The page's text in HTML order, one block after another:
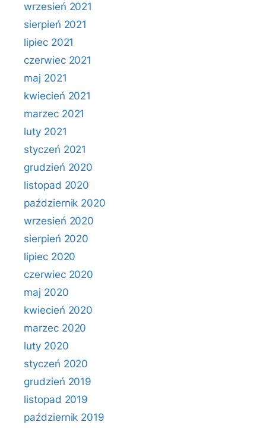
wrzesień 2021
sierpień 2021
lipiec 2021
czerwiec 2021
maj 2021
kwiecień 2021
marzec 2021
luty 2021
styczeń 2021
grudzień 2020
listopad 2020
październik 2020
wrzesień 2020
sierpień 2020
lipiec 2020
czerwiec 2020
maj 2020
kwiecień 2020
marzec 2020
luty 2020
styczeń 2020
grudzień 2019
listopad 2019
październik 2019